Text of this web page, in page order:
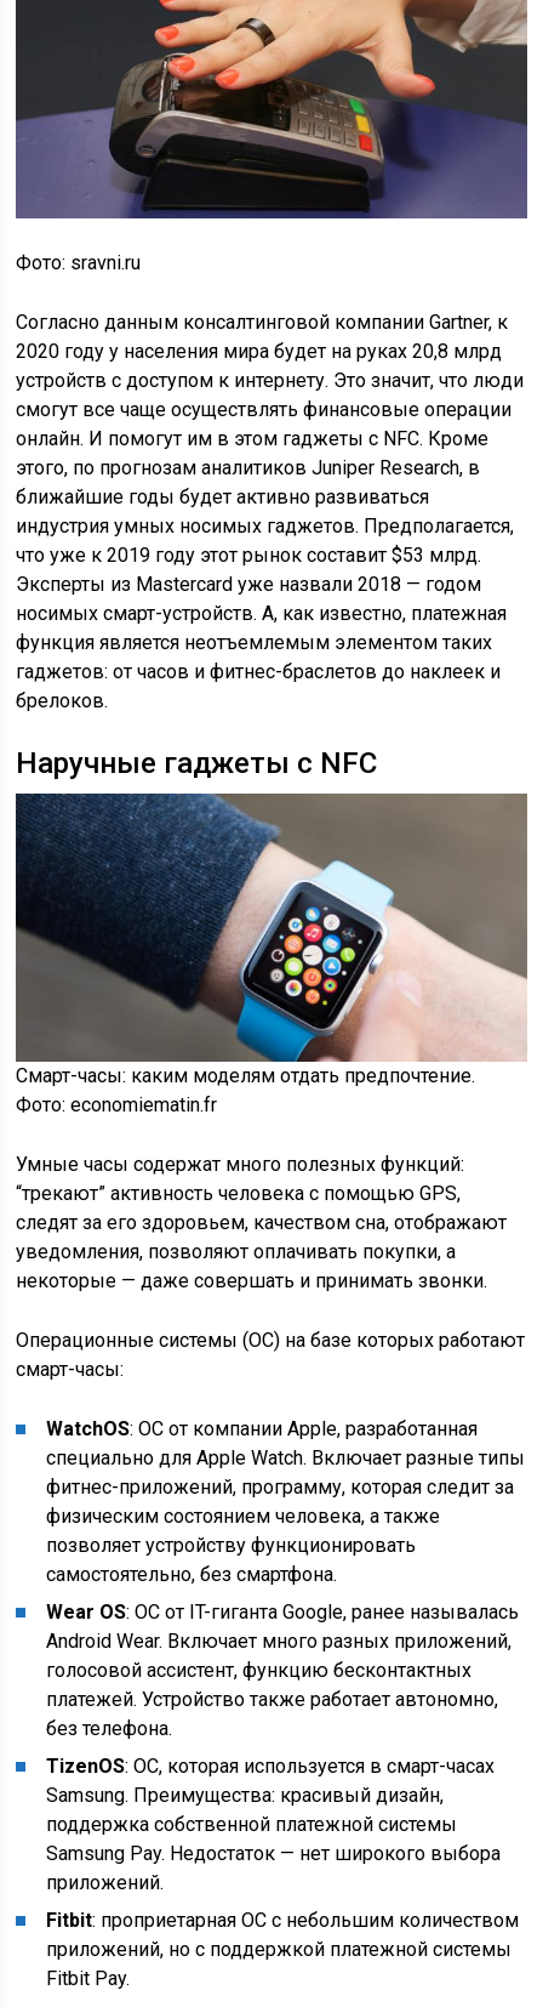
Фото: sravni.ru
Согласно данным консалтинговой компании Gartner, к
2020 году у населения мира будет на руках 20,8 млрд
устройств с доступом к интернету. Это значит, что люди
смогут все чаще осуществлять финансовые операции
онлайн. И помогут им в этом гаджеты с NFC. Кроме
этого, по прогнозам аналитиков Juniper Research, в
ближайшие годы будет активно развиваться
индустрия умных носимых гаджетов. Предполагается,
что уже к 2019 году этот рынок составит $53 млрд.
Эксперты из Mastercard уже назвали 2018 — годом
носимых смарт-устройств. А, как известно, платежная
функция является неотъемлемым элементом таких
гаджетов: от часов и фитнес-браслетов до наклеек и
брелоков.
Наручные гаджеты с NFC
Смарт-часы: каким моделям отдать предпочтение.
Фото: economiematin.fr
Умные часы содержат много полезных функций:
“трекают” активность человека с помощью GPS,
следят за его здоровьем, качеством сна, отображают
уведомления, позволяют оплачивать покупки, а
некоторые — даже совершать и принимать звонки.
Операционные системы (ОС) на базе которых работают
смарт-часы:
WatchOS: ОС от компании Apple, разработанная
специально для Apple Watch. Включает разные типы
фитнес-приложений, программу, которая следит за
физическим состоянием человека, а также
позволяет устройству функционировать
самостоятельно, без смартфона.
Wear OS: ОС от IT-гиганта Google, ранее называлась
Android Wear. Включает много разных приложений,
голосовой ассистент, функцию бесконтактных
платежей. Устройство также работает автономно,
без телефона.
TizenOS: ОС, которая используется в смарт-часах
Samsung. Преимущества: красивый дизайн,
поддержка собственной платежной системы
Samsung Pay. Недостаток — нет широкого выбора
приложений.
Fitbit: проприетарная ОС с небольшим количеством
приложений, но с поддержкой платежной системы
Fitbit Pay.